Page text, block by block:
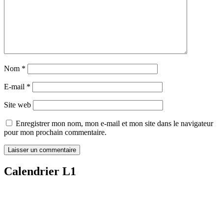
Nom *
E-mail *
Site web
Enregistrer mon nom, mon e-mail et mon site dans le navigateur
pour mon prochain commentaire.
Calendrier L1